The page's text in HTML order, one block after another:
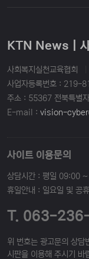
KTN News | 사
사회복지실천교육협회
사업자등록번호 : 219-
주소 : 55367 전북특별
E-mail : vision-
사이트 이용문의
상담시간 : 평일 09:00
휴일안내 : 일요일 및 공
T. 063-
위 번호는 광고문의 상담
시판을 이용해 주시기 바